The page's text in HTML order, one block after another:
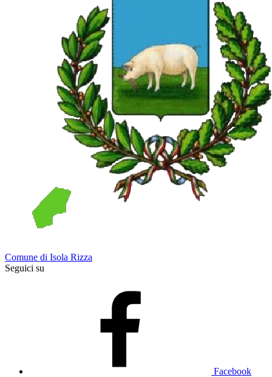
Comune di Isola Rizza
Seguici su
Facebook